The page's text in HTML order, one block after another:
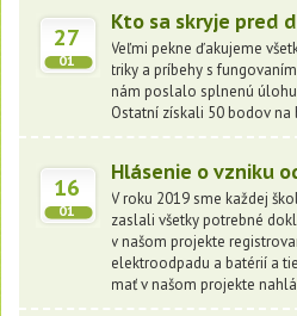
27
01
Kto sa skryje pred
Veľmi pekne ďakujeme
triky a príbehy s
nám poslalo splnenú
Ostatní získali 50 bodov na
16
01
Hlásenie o vzniku
V roku 2019 sme každej
zaslali všetky potrebné
v našom projekte
elektroodpadu a batérií a
mať v našom projekte